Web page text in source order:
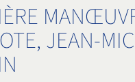
JEAN-